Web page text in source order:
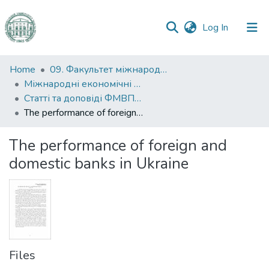
Log In (current)
Communities
&
Collections
All of DSpace
Statistics
Home
09. Факультет міжнародних відносин, політології та соціології
Міжнародні економічні відносини
Статті та доповіді ФМВПС (Міжнародні економічні відносини)
The performance of foreign and domestic banks in Ukraine
The performance of foreign and
domestic banks in Ukraine
Files